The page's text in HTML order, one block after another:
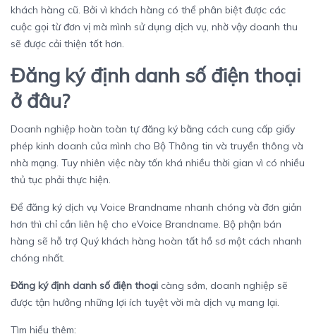
khách hàng cũ. Bởi vì khách hàng có thể phân biệt được các
cuộc gọi từ đơn vị mà mình sử dụng dịch vụ, nhờ vậy doanh thu
sẽ được cải thiện tốt hơn.
Đăng ký định danh số điện thoại
ở đâu?
Doanh nghiệp hoàn toàn tự đăng ký bằng cách cung cấp giấy
phép kinh doanh của mình cho Bộ Thông tin và truyền thông và
nhà mạng. Tuy nhiên việc này tốn khá nhiều thời gian vì có nhiều
thủ tục phải thực hiện.
Để đăng ký dịch vụ Voice Brandname nhanh chóng và đơn giản
hơn thì chỉ cần liên hệ cho eVoice Brandname. Bộ phận bán
hàng sẽ hỗ trợ Quý khách hàng hoàn tất hồ sơ một cách nhanh
chóng nhất.
Đăng ký định danh số điện thoại càng sớm, doanh nghiệp sẽ
được tận hưởng những lợi ích tuyệt vời mà dịch vụ mang lại.
Tìm hiểu thêm: